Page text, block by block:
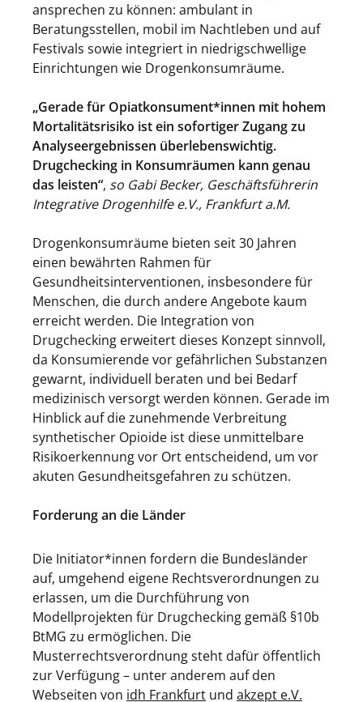
ansprechen zu können: ambulant in
Beratungsstellen, mobil im Nachtleben und auf
Festivals sowie integriert in niedrigschwellige
Einrichtungen wie Drogenkonsumräume.
„Gerade für Opiatkonsument*innen mit hohem
Mortalitätsrisiko ist ein sofortiger Zugang zu
Analyseergebnissen überlebenswichtig.
Drugchecking in Konsumräumen kann genau
das leisten“, so Gabi Becker, Geschäftsführerin
Integrative Drogenhilfe e.V., Frankfurt a.M.
Drogenkonsumräume bieten seit 30 Jahren
einen bewährten Rahmen für
Gesundheitsinterventionen, insbesondere für
Menschen, die durch andere Angebote kaum
erreicht werden. Die Integration von
Drugchecking erweitert dieses Konzept sinnvoll,
da Konsumierende vor gefährlichen Substanzen
gewarnt, individuell beraten und bei Bedarf
medizinisch versorgt werden können. Gerade im
Hinblick auf die zunehmende Verbreitung
synthetischer Opioide ist diese unmittelbare
Risikoerkennung vor Ort entscheidend, um vor
akuten Gesundheitsgefahren zu schützen.
Forderung an die Länder
Die Initiator*innen fordern die Bundesländer
auf, umgehend eigene Rechtsverordnungen zu
erlassen, um die Durchführung von
Modellprojekten für Drugchecking gemäß §10b
BtMG zu ermöglichen. Die
Musterrechtsverordnung steht dafür öffentlich
zur Verfügung – unter anderem auf den
Webseiten von idh Frankfurt und akzept e.V.